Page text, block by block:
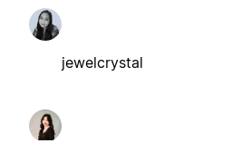
jewelcrystal